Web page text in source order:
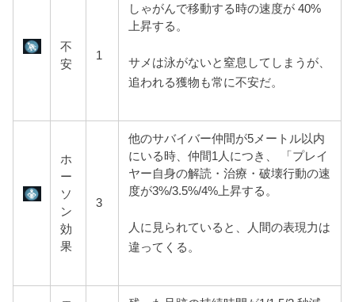
不
安
1
しゃがんで移動する時の速度が 40%
上昇する。
サメは泳がないと窒息してしまうが、
追われる獲物も常に不安だ。
ホ
ー
ソ
ン
効
果
3
他のサバイバー仲間が5メートル以内
にいる時、仲間1人につき、 「プレイ
ヤー自身の解読・治療・破壊行動の速
度が3%/3.5%/4%上昇する。
人に見られていると、人間の表現力は
違ってくる。